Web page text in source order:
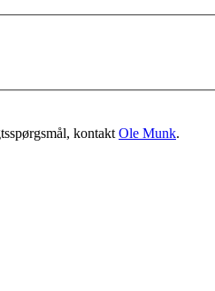
kontakt Ole Munk.